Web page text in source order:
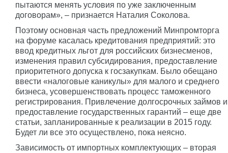
пытаются менять условия по уже заключенным
договорам», – признается Наталия Соколова.
Поэтому основная часть предложений Минпромторга
на форуме касалась кредитования предприятий: это
ввод кредитных льгот для российских бизнесменов,
изменения правил субсидирования, предоставление
приоритетного допуска к госзакупкам. Было обещано
ввести «налоговые каникулы» для малого и среднего
бизнеса, усовершенствовать процесс таможенного
регистрирования. Привлечение долгосрочных займов и
предоставление государственных гарантий – еще две
статьи, запланированные к реализации в 2015 году.
Будет ли все это осуществлено, пока неясно.
Зависимость от импортных комплектующих – вторая